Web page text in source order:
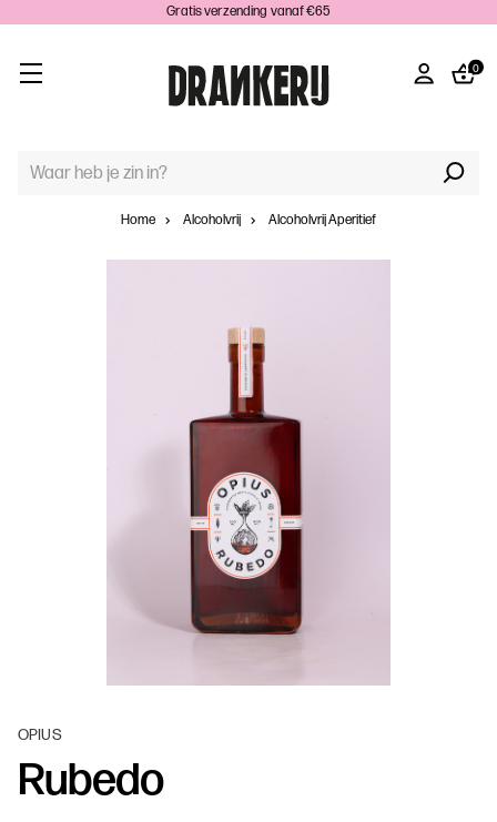
Gratis verzending vanaf €65
0
TREFWOORD
Home
Alcoholvrij Alcoholvrij Aperitief
OPIUS
Rubedo